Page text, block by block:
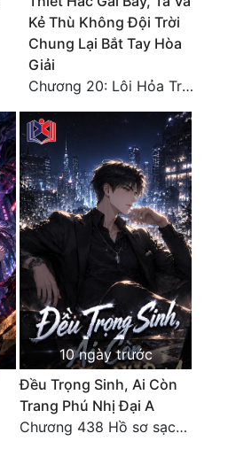
Kẻ Thù Không Đội Trời
Chung Lại Bắt Tay Hòa
Giải
Chương 20: Lôi Hỏa Trường Minh (Hết)
10 ngày trước
Đều Trọng Sinh, Ai Còn
Trang Phú Nhị Đại A
Chương 438 Hồ sơ sạch sẽ và lời cảnh cáo từ nhiều phía điều tra (2/2)